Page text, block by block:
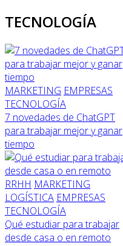
TECNOLOGÍA
MARKETING EMPRESAS
TECNOLOGÍA
7 novedades de ChatGPT
para trabajar mejor y ganar
tiempo
RRHH MARKETING
LOGÍSTICA EMPRESAS
TECNOLOGÍA
Qué estudiar para trabajar
desde casa o en remoto